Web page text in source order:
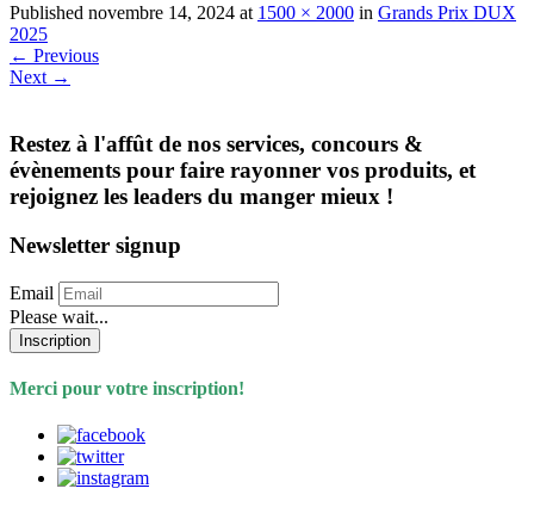
Published novembre 14, 2024 at 1500 × 2000 in Grands Prix DUX
2025
← Previous
Next →
Restez à l'affût de nos services, concours &
évènements pour faire rayonner vos produits, et
rejoignez les leaders du manger mieux !
Newsletter signup
Email
Please wait...
Inscription
Merci pour votre inscription!